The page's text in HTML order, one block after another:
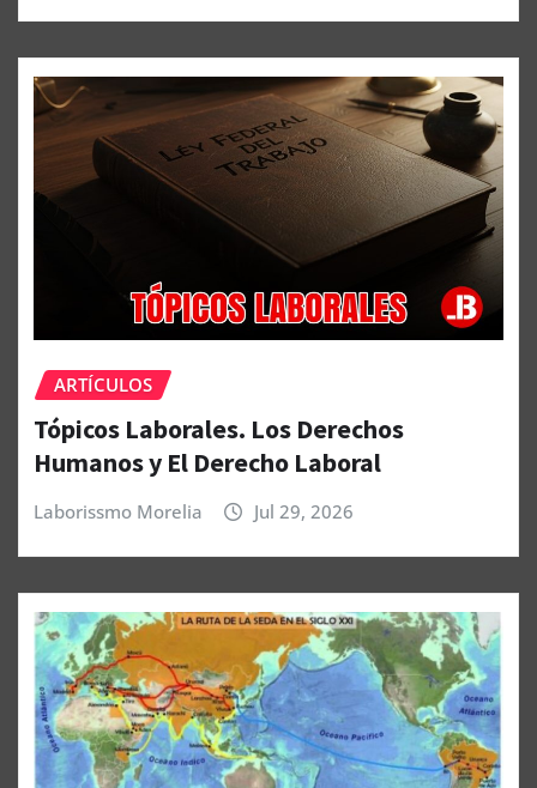
ARTÍCULOS
Tópicos Laborales. Los Derechos
Humanos y El Derecho Laboral
Laborissmo Morelia Jul 29, 2026